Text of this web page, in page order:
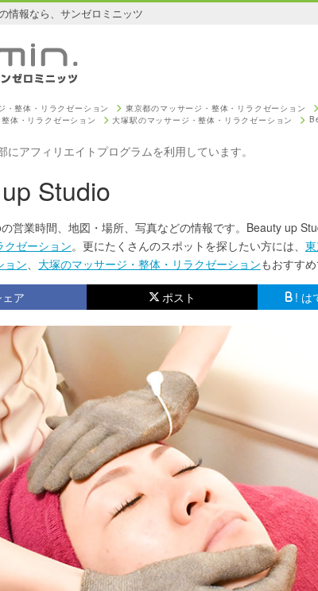
情報なら、サンゼロミニッツ
・整体・リラクゼーション
東京都のマッサージ・整体・リラクゼーション
体・リラクゼーション
大塚駅のマッサージ・整体・リラクゼーション
にアフィリエイトプログラムを利用しています。
Studio
営業時間、地図・場所、写真などの情報です。Beauty up
クゼーション。更にたくさんのスポットを探したい方には、
ョン
大塚のマッサージ・整体・リラクゼーションもおすすめ
ェア ポスト ! は